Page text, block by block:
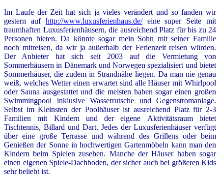
Im Laufe der Zeit hat sich ja vieles verändert und so fanden wir
gestern auf http://www.luxusferienhaus.de/eine super Seite mit
traumhaften Luxusferienhäusern, die ausreichend Platz für bis zu 24
Personen bieten. Da könnte sogar mein Sohn mit seiner Familie
noch mitreisen, da wir ja außerhalb der Ferienzeit reisen würden.
Der Anbieter hat sich seit 2003 auf die Vermietung von
Sommerhäusern in Dänemark und Norwegen spezialisiert und bietet
Sommerhäuser, die zudem in Strandnähe liegen. Da man nie genau
weiß, welches Wetter einen erwartet sind alle Häuser mit Whirlpool
oder Sauna ausgestattet und die meisten haben sogar einen großen
Swimmingpool inklusive Wasserrutsche und Gegenstromanlage.
Selbst im Kleinsten der Poolhäuser ist ausreichend Platz für 2-3
Familien mit Kindern und der eigene Aktivitätsraum bietet
Tischtennis, Billard und Dart. Jedes der Luxusferienhäuser verfügt
über eine große Terrasse und während des Grillens oder beim
Genießen der Sonne in hochwertigen Gartenmöbeln kann man den
Kindern beim Spielen zusehen. Manche der Häuser haben sogar
einen eigenen Spiele-Dachboden, der sicher auch bei größeren Kids
sehr beliebt ist.